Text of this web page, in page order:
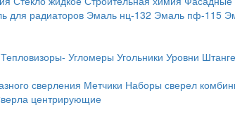
для радиаторов Эмаль нц-132 Эмаль пф-115
Тепловизоры- Угломеры Угольники Уровни
сверления Метчики Наборы сверел
центрирующие